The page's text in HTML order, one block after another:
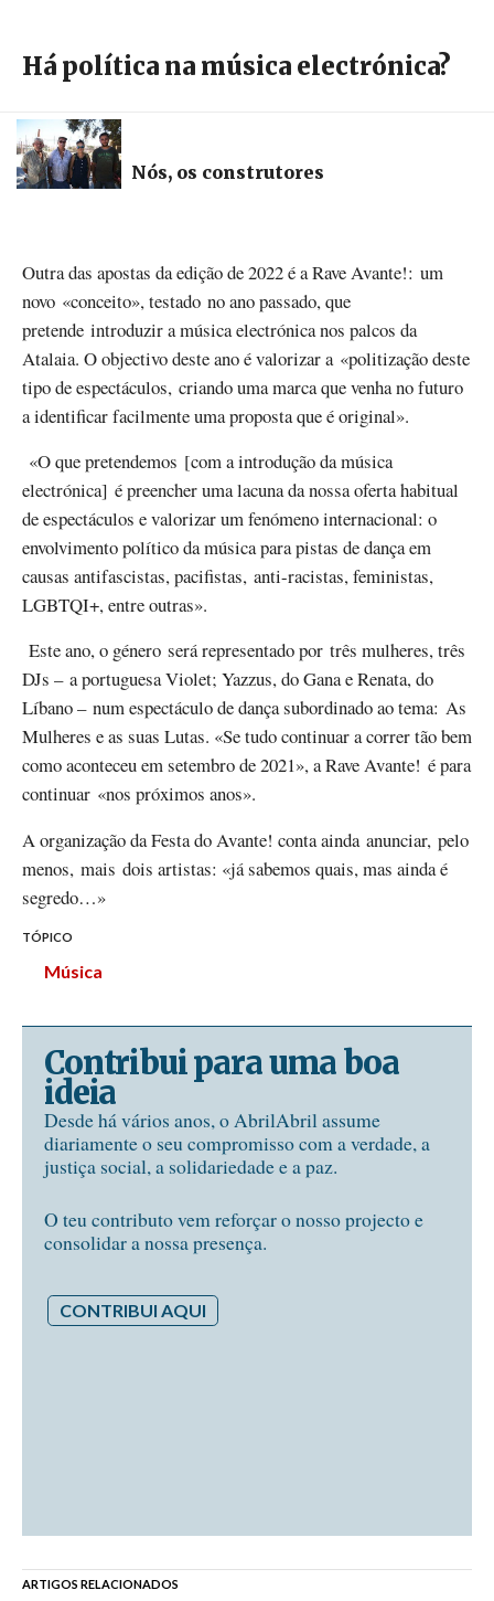
Há política na música electrónica?
Nós, os construtores
Outra das apostas da edição de 2022 é a Rave Avante!: um
novo «conceito», testado no ano passado, que
pretende introduzir a música electrónica nos palcos da
Atalaia. O objectivo deste ano é valorizar a «politização deste
tipo de espectáculos, criando uma marca que venha no futuro
a identificar facilmente uma proposta que é original».
«O que pretendemos [com a introdução da música
electrónica] é preencher uma lacuna da nossa oferta habitual
de espectáculos e valorizar um fenómeno internacional: o
envolvimento político da música para pistas de dança em
causas antifascistas, pacifistas, anti-racistas, feministas,
LGBTQI+, entre outras».
Este ano, o género será representado por três mulheres, três
DJs – a portuguesa Violet; Yazzus, do Gana e Renata, do
Líbano – num espectáculo de dança subordinado ao tema: As
Mulheres e as suas Lutas. «Se tudo continuar a correr tão bem
como aconteceu em setembro de 2021», a Rave Avante! é para
continuar «nos próximos anos».
A organização da Festa do Avante! conta ainda anunciar, pelo
menos, mais dois artistas: «já sabemos quais, mas ainda é
segredo…»
TÓPICO
Música
Contribui para uma boa
ideia
Desde há vários anos, o AbrilAbril assume
diariamente o seu compromisso com a verdade, a
justiça social, a solidariedade e a paz.
O teu contributo vem reforçar o nosso projecto e
consolidar a nossa presença.
CONTRIBUI AQUI
ARTIGOS RELACIONADOS